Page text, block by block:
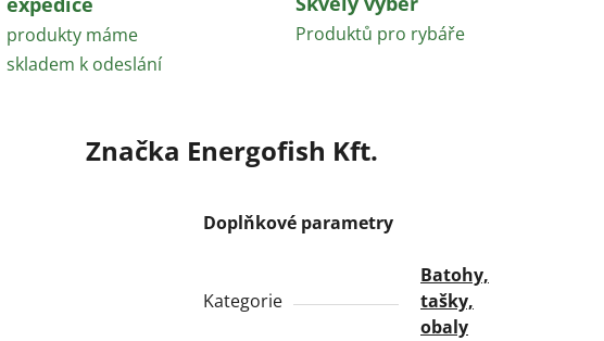
produkty máme
skladem k odeslání
Produktů pro rybáře
Značka Energofish Kft.
Doplňkové parametry
Kategorie
Batohy,
tašky,
obaly